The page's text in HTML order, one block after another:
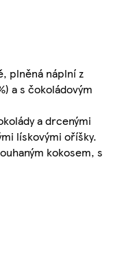
plněná náplní z
a s čokoládovým
a drcenými
lískovými oříšky.
kokosem, s